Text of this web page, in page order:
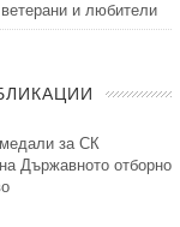
и любители
за СК
Държавното отборно